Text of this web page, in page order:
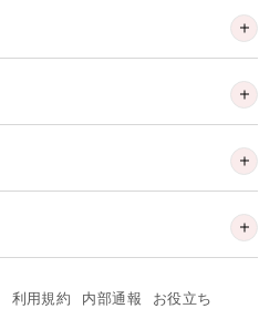
利用規約 内部通報 お役立ち